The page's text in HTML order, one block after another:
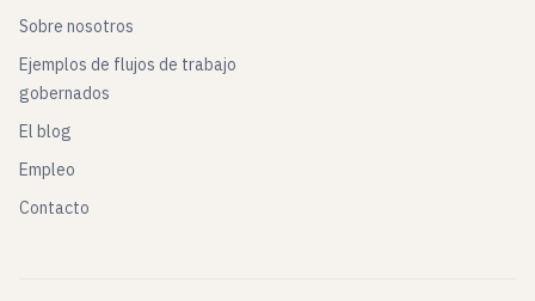
Sobre nosotros
Ejemplos de flujos de trabajo
gobernados
El blog
Empleo
Contacto